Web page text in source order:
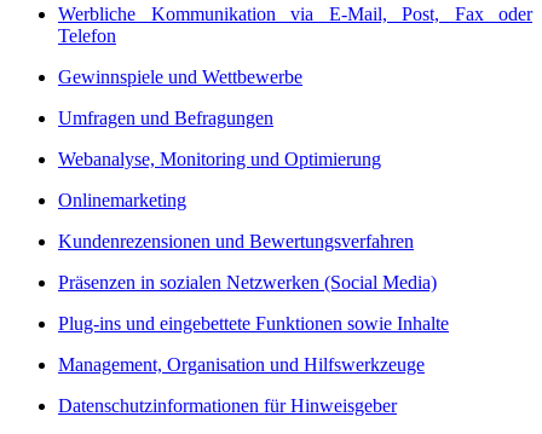
Werbliche Kommunikation via E-Mail, Post, Fax oder
Telefon
Gewinnspiele und Wettbewerbe
Umfragen und Befragungen
Webanalyse, Monitoring und Optimierung
Onlinemarketing
Kundenrezensionen und Bewertungsverfahren
Präsenzen in sozialen Netzwerken (Social Media)
Plug-ins und eingebettete Funktionen sowie Inhalte
Management, Organisation und Hilfswerkzeuge
Datenschutzinformationen für Hinweisgeber